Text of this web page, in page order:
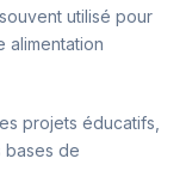
utilisé pour
alimentation
projets éducatifs,
bases de